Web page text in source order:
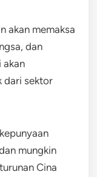
akan memaksa
dan
akan
dari sektor
mungkin
Cina